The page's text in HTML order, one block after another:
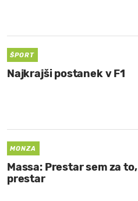
ŠPORT
Najkrajši postanek v F1
MONZA
Massa: Prestar sem za to,
prestar